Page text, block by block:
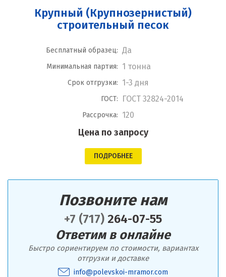
Крупный (Крупнозернистый)
строительный песок
Бесплатный образец: Да
Минимальная партия: 1 тонна
Срок отгрузки: 1-3 дня
ГОСТ: ГОСТ 32824-2014
Рассрочка: 120
Цена по запросу
ПОДРОБНЕЕ
Позвоните нам
+7 (717) 264-07-55
Ответим в онлайне
Быстро сориентируем по стоимости, вариантах
отгрузки и доставке
info@polevskoi-mramor.com